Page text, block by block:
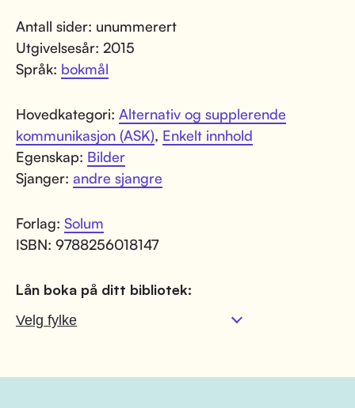
Antall sider: unummerert
Utgivelsesår: 2015
Språk: bokmål
Hovedkategori: Alternativ og supplerende
kommunikasjon (ASK), Enkelt innhold
Egenskap: Bilder
Sjanger: andre sjangre
Forlag: Solum
ISBN: 9788256018147
Lån boka på ditt bibliotek: